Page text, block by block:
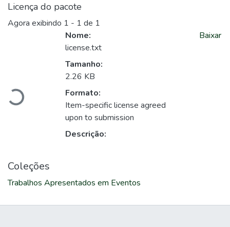
Licença do pacote
Agora exibindo 1 - 1 de 1
Carregando...
Nome:
license.txt
Tamanho:
2.26 KB
Formato:
Item-specific license agreed
upon to submission
Descrição:
Baixar
Coleções
Trabalhos Apresentados em Eventos